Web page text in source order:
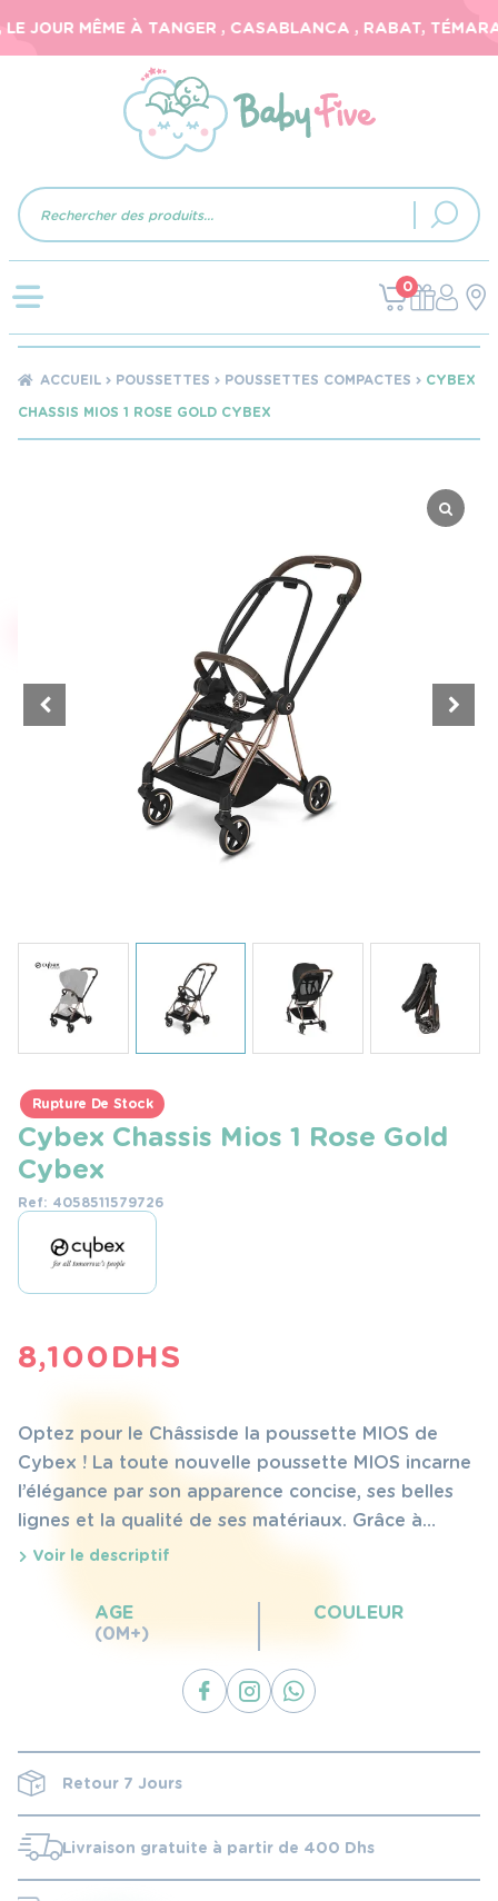
JOUR MÊME À TANGER , CASABLANCA , RABAT,
Recherche
de
produits
0
ACCUEIL POUSSETTES POUSSETTES COMPACTES
CYBEX
CHASSIS MIOS 1 ROSE GOLD CYBEX
Rupture De Stock
Cybex Chassis Mios 1 Rose Gold
Cybex
Ref: 4058511579726
8,100DHS
Optez pour le Châssis de la poussette MIOS de
Cybex ! La toute nouvelle poussette MIOS incarne
l’élégance par son apparence concise, ses belles
lignes et la qualité de ses matériaux. Grâce à
robustesse et légèreté, la nouvelle MIOS sera votre
Voir le descriptif
AGE
(0M+)
COULEUR
Retour 7 Jours
Livraison gratuite à partir de 400 Dhs